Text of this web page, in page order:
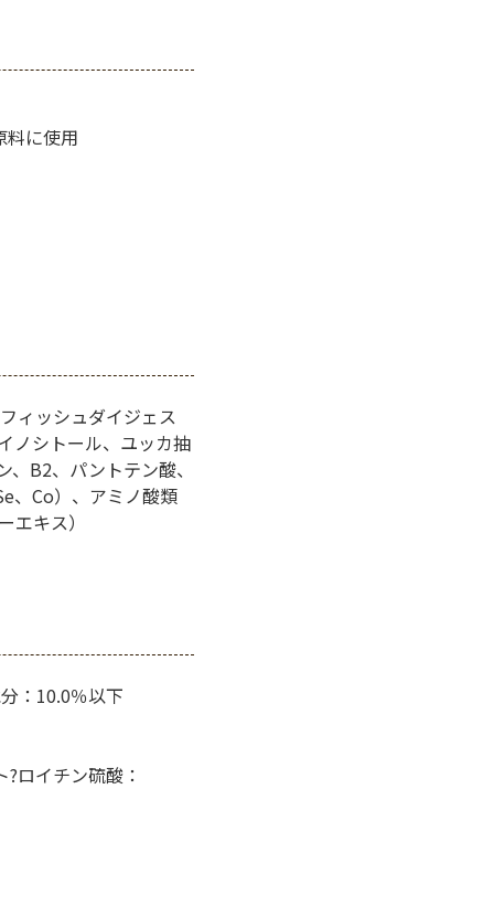
料に使用
ィッシュダイジェス
ノシトール、ユッカ抽
B2、パントテン酸、
、Co）、アミノ酸類
キス）
：10.0％以下
ロイチン硫酸：